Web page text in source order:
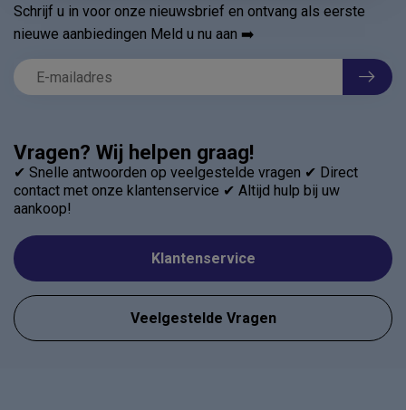
Vragen? Wij helpen graag!
✔ Snelle antwoorden op veelgestelde vragen ✔ Direct
contact met onze klantenservice ✔ Altijd hulp bij uw
aankoop!
Klantenservice
Veelgestelde Vragen
Schrijf u in voor onze nieuwsbrief en ontvang als eerste
nieuwe aanbiedingen Meld u nu aan ➡️